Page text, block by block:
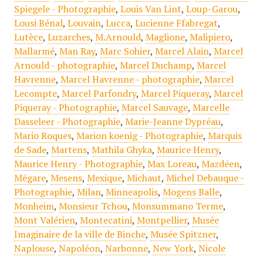
Spiegele - Photographie, Louis Van Lint, Loup-Garou,
Lousi Bénal, Louvain, Lucca, Lucienne Ffabregat,
Lutèce, Luzarches, M.Arnould, Maglione, Malipiero,
Mallarmé, Man Ray, Marc Sohier, Marcel Alain, Marcel
Arnould - photographie, Marcel Duchamp, Marcel
Havrenne, Marcel Havrenne - photographie, Marcel
Lecompte, Marcel Parfondry, Marcel Piqueray, Marcel
Piqueray - Photographie, Marcel Sauvage, Marcelle
Dasseleer - Photographie, Marie-Jeanne Dypréau,
Mario Roques, Marion koenig - Photographie, Marquis
de Sade, Martens, Mathila Ghyka, Maurice Henry,
Maurice Henry - Photographie, Max Loreau, Mazdéen,
Mégare, Mesens, Mexique, Michaut, Michel Debauque -
Photographie, Milan, Minneapolis, Mogens Balle,
Monheim, Monsieur Tchou, Monsummano Terme,
Mont Valérien, Montecatini, Montpellier, Musée
Imaginaire de la ville de Binche, Musée Spitzner,
Naplouse, Napoléon, Narbonne, New York, Nicole